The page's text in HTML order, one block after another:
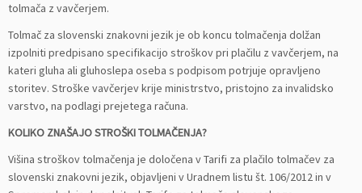
tolmača z vavčerjem.
Tolmač za slovenski znakovni jezik je ob koncu tolmačenja dolžan
izpolniti predpisano specifikacijo stroškov pri plačilu z vavčerjem, na
kateri gluha ali gluhoslepa oseba s podpisom potrjuje opravljeno
storitev. Stroške vavčerjev krije ministrstvo, pristojno za invalidsko
varstvo, na podlagi prejetega računa.
KOLIKO ZNAŠAJO STROŠKI TOLMAČENJA?
Višina stroškov tolmačenja je določena v Tarifi za plačilo tolmačev za
slovenski znakovni jezik, objavljeni vUradnem listu št. 106/2012 in v